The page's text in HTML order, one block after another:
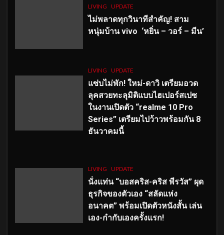
LIVING UPDATE
ไม่พลาดทุกวินาทีสำคัญ! สาม
หนุ่มบ้าน vivo ‘หยิ่น – วอร์ – มีน’
LIVING UPDATE
แซ่บไม่พัก! ใหม่-ดาวิ เตรียมอวด
ลุคสวยทะลุมิติแบบไฮเปอร์สเปซ
ในงานเปิดตัว “realme 10 Pro
Series” เตรียมไปว้าวพร้อมกัน 8
ธันวาคมนี้
LIVING UPDATE
นั่งแท่น “บอสคริส-คริส พีรวัส” ผุด
ธุรกิจของตัวเอง “สลัดแห่ง
อนาคต” พร้อมเปิดตัวหนังสั้น เล่น
เอง-กำกับเองครั้งแรก!